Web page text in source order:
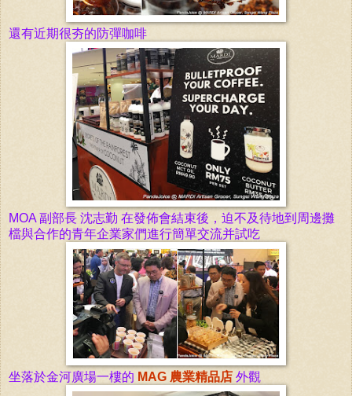
還有近期很夯的防彈咖啡
MOA 副 部長 沈志勤 在發佈會結束後，迫不及待地到周邊攤
檔與合作的青年企業家們進行簡單交流并試吃
坐落於金河廣場一樓的 MAG 農業精品店 外觀